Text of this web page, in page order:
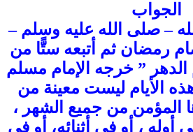
الجواب
– صلى الله عليه وسلم –
رمضان ثم أتبعه ستًّا من
” خرجه الإمام مسلم
الأيام ليست معينة من
المؤمن من جميع الشهر ،
أوله ، أو في أثنائه، أو في